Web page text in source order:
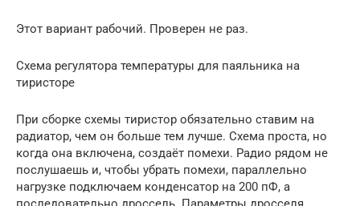
Этот вариант рабочий. Проверен не раз.
Схема регулятора температуры для паяльника на
тиристоре
При сборке схемы тиристор обязательно ставим на
радиатор, чем он больше тем лучше. Схема проста, но
когда она включена, создаёт помехи. Радио рядом не
послушаешь и, чтобы убрать помехи, параллельно
нагрузке подключаем конденсатор на 200 пФ, а